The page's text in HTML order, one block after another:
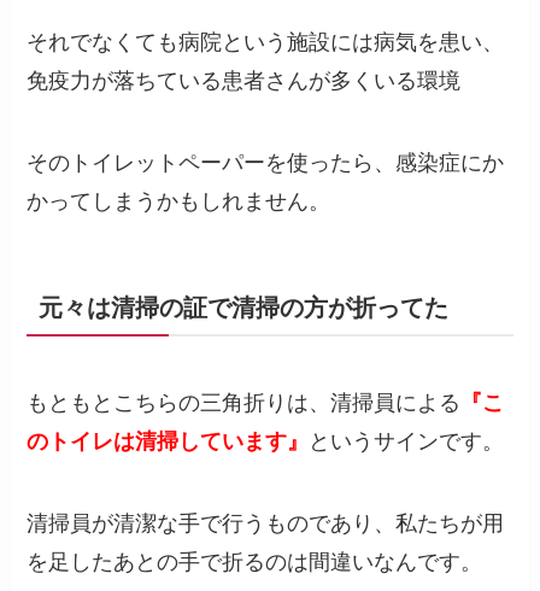
それでなくても病院という施設には病気を患い、
免疫力が落ちている患者さんが多くいる環境
そのトイレットペーパーを使ったら、感染症にか
かってしまうかもしれません。
元々は清掃の証で清掃の方が折ってた
もともとこちらの三角折りは、清掃員による
『こ
のトイレは清掃しています』
というサインです。
清掃員が清潔な手で行うものであり、私たちが用
を足したあとの手で折るのは間違いなんです。